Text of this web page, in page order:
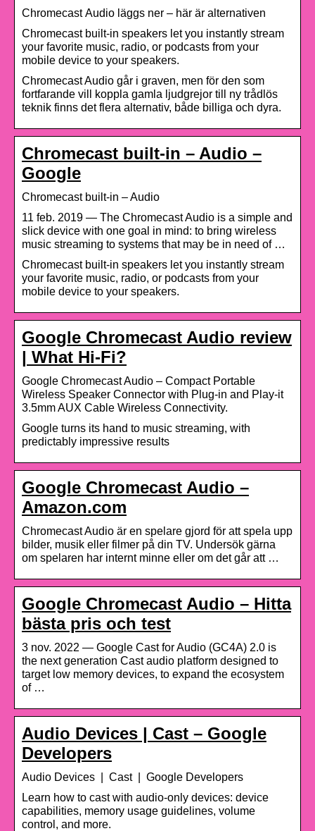
Chromecast Audio läggs ner – här är alternativen
Chromecast built-in speakers let you instantly stream
your favorite music, radio, or podcasts from your
mobile device to your speakers.
Chromecast Audio går i graven, men för den som
fortfarande vill koppla gamla ljudgrejor till ny trådlös
teknik finns det flera alternativ, både billiga och dyra.
Chromecast built-in – Audio –
Google
Chromecast built-in – Audio
11 feb. 2019 — The Chromecast Audio is a simple and
slick device with one goal in mind: to bring wireless
music streaming to systems that may be in need of …
Chromecast built-in speakers let you instantly stream
your favorite music, radio, or podcasts from your
mobile device to your speakers.
Google Chromecast Audio review
| What Hi-Fi?
Google Chromecast Audio – Compact Portable
Wireless Speaker Connector with Plug-in and Play-it
3.5mm AUX Cable Wireless Connectivity.
Google turns its hand to music streaming, with
predictably impressive results
Google Chromecast Audio –
Amazon.com
Chromecast Audio är en spelare gjord för att spela upp
bilder, musik eller filmer på din TV. Undersök gärna
om spelaren har internt minne eller om det går att …
Google Chromecast Audio – Hitta
bästa pris och test
3 nov. 2022 — Google Cast for Audio (GC4A) 2.0 is
the next generation Cast audio platform designed to
target low memory devices, to expand the ecosystem
of …
Audio Devices | Cast – Google
Developers
Audio Devices | Cast | Google Developers
Learn how to cast with audio-only devices: device
capabilities, memory usage guidelines, volume
control, and more.